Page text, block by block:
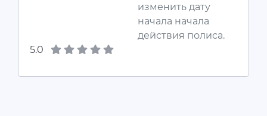
изменить дату
начала начала
действия полиса.
5.0